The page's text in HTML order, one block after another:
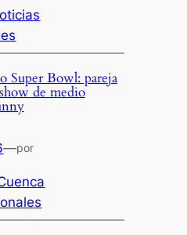
Super Bowl: pareja
de medio
—por